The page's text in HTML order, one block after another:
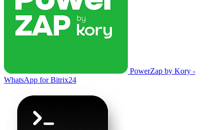
PowerZap by Kory -
WhatsApp for Bitrix24